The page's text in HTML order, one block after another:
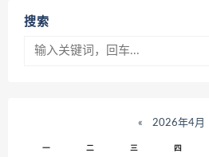
搜索
« 2026年4月
一 二 三 四